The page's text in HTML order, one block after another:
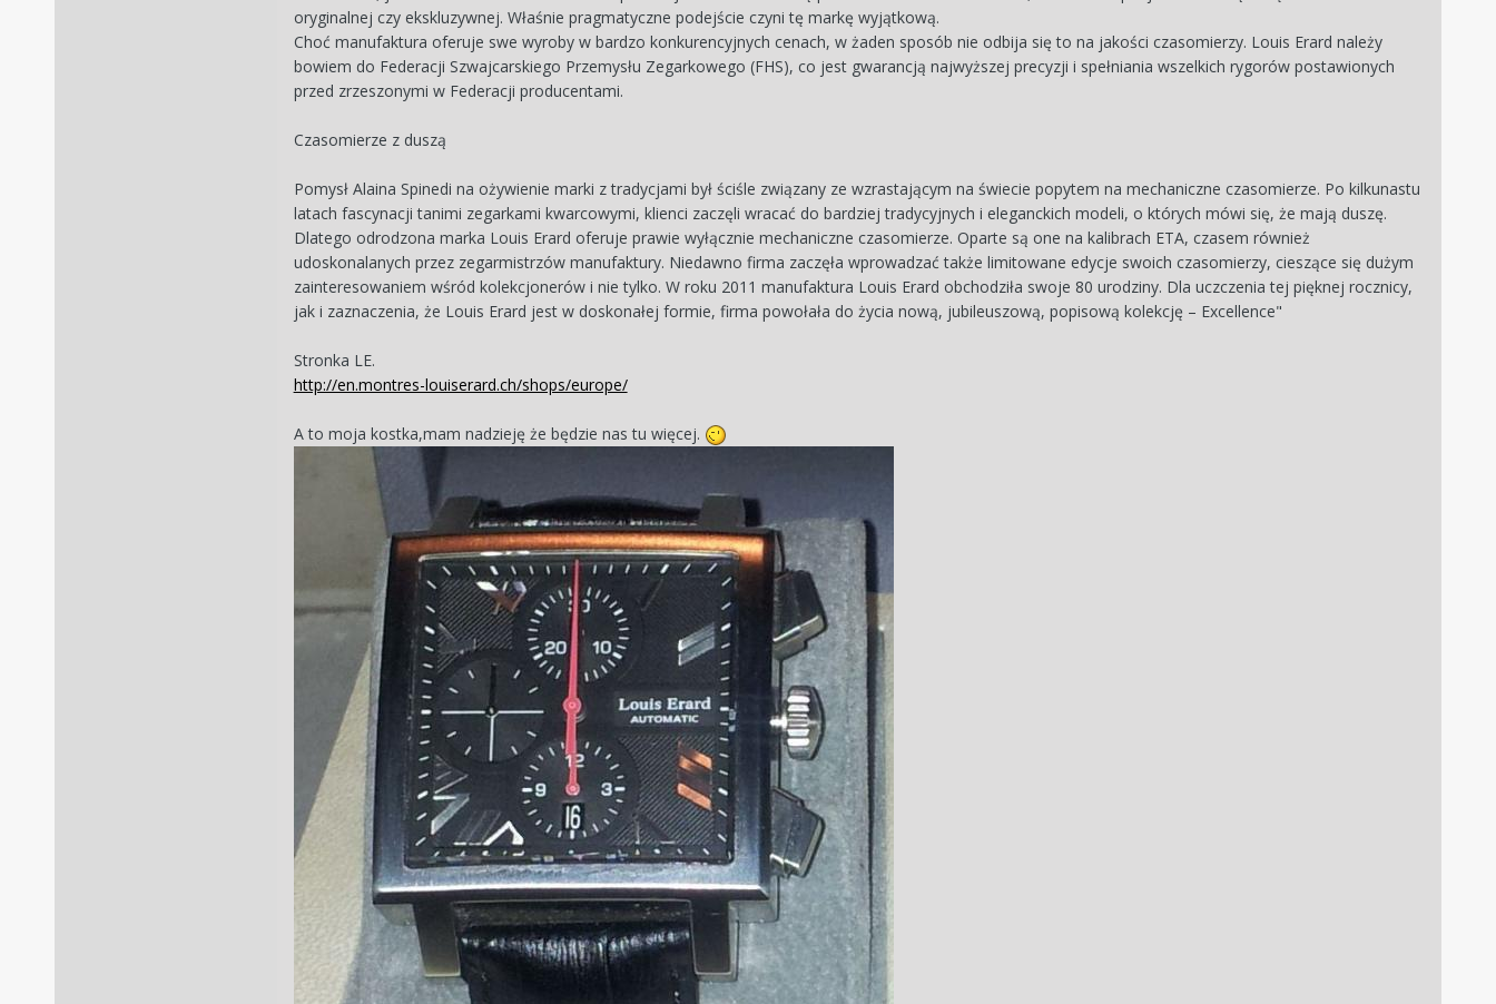
oryginalnej czy ekskluzywnej. Właśnie pragmatyczne podejście czyni tę markę wyjątkową.
Choć manufaktura oferuje swe wyroby w bardzo konkurencyjnych cenach, w żaden sposób nie odbija się to na jakości czasomierzy. Louis Erard należy
bowiem do Federacji Szwajcarskiego Przemysłu Zegarkowego (FHS), co jest gwarancją najwyższej precyzji i spełniania wszelkich rygorów postawionych
przed zrzeszonymi w Federacji producentami.
Czasomierze z duszą
Pomysł Alaina Spinedi na ożywienie marki z tradycjami był ściśle związany ze wzrastającym na świecie popytem na mechaniczne czasomierze. Po kilkunastu
latach fascynacji tanimi zegarkami kwarcowymi, klienci zaczęli wracać do bardziej tradycyjnych i eleganckich modeli, o których mówi się, że mają duszę.
Dlatego odrodzona marka Louis Erard oferuje prawie wyłącznie mechaniczne czasomierze. Oparte są one na kalibrach ETA, czasem również
udoskonalanych przez zegarmistrzów manufaktury. Niedawno firma zaczęła wprowadzać także limitowane edycje swoich czasomierzy, cieszące się dużym
zainteresowaniem wśród kolekcjonerów i nie tylko. W roku 2011 manufaktura Louis Erard obchodziła swoje 80 urodziny. Dla uczczenia tej pięknej rocznicy,
jak i zaznaczenia, że Louis Erard jest w doskonałej formie, firma powołała do życia nową, jubileuszową, popisową kolekcję – Excellence"
Stronka LE.
http://en.montres-louiserard.ch/shops/europe/
A to moja kostka,mam nadzieję że będzie nas tu więcej.